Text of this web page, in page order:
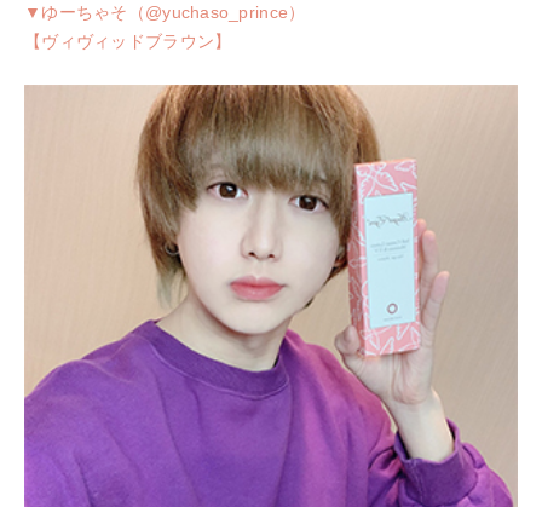
▼ゆーちゃそ（@yuchaso_prince）
【ヴィヴィッドブラウン】